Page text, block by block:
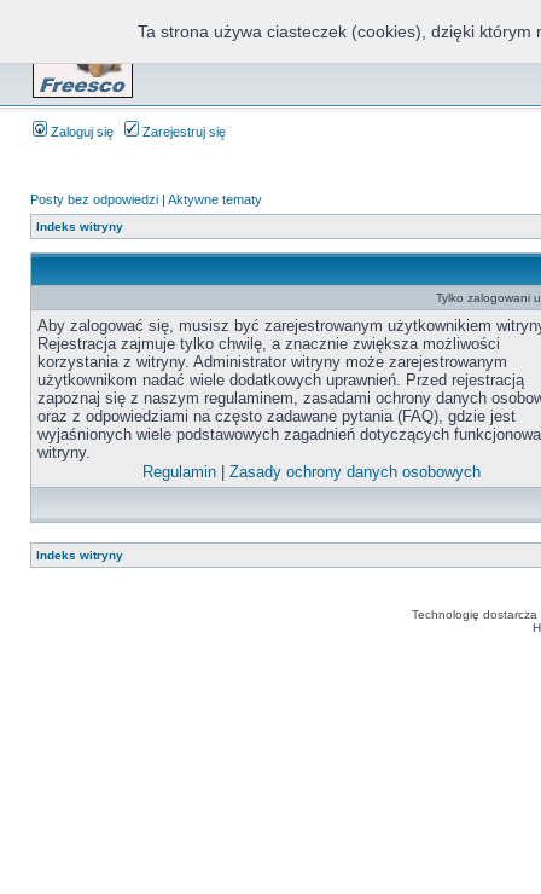
Zaloguj się Zarejestruj się
Posty bez odpowiedzi | Aktywne tematy
Indeks witryny
Tylko zalogowani
Aby zalogować się, musisz być zarejestrowanym użytkownikiem
Rejestracja zajmuje tylko chwilę, a znacznie zwiększa możliwości
korzystania z witryny. Administrator witryny może zarejestrowanym
użytkownikom nadać wiele dodatkowych uprawnień. Przed rejestracją
zapoznaj się z naszym regulaminem, zasadami ochrony danych
oraz z odpowiedziami na często zadawane pytania (FAQ), gdzie jest
wyjaśnionych wiele podstawowych zagadnień dotyczących
witryny.
Regulamin| Zasady ochrony danych osobowych
Indeks witryny
Technologię dostarcza
Ta strona używa ciasteczek (cookies), dzięki którym